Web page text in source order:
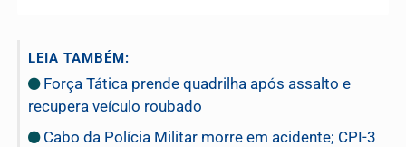
LEIA TAMBÉM:
Força Tática prende quadrilha após assalto e
recupera veículo roubado
Cabo da Polícia Militar morre em acidente; CPI-3